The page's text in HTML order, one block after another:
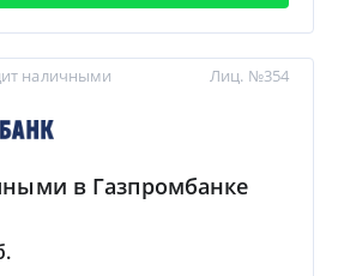
наличными
в Газпромбанке
Лиц. №354